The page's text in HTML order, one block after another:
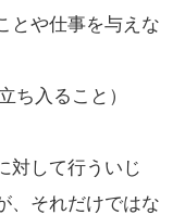
とや仕事を与えな
ち入ること）
対して行ういじ
、それだけではな